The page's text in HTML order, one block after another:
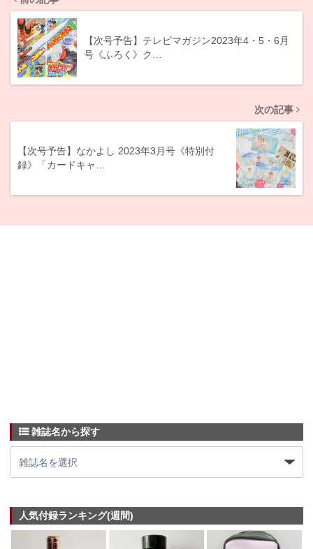
【次号予告】テレビマガジン2023年4・5・6月
号《ふろく》ク…
次の記事
【次号予告】なかよし 2023年3月号《特別付
録》「カードキャ…
雑誌名から探す
人気付録ランキング(週間)